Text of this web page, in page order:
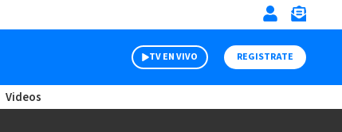
TV EN VIVO REGISTRATE
Videos